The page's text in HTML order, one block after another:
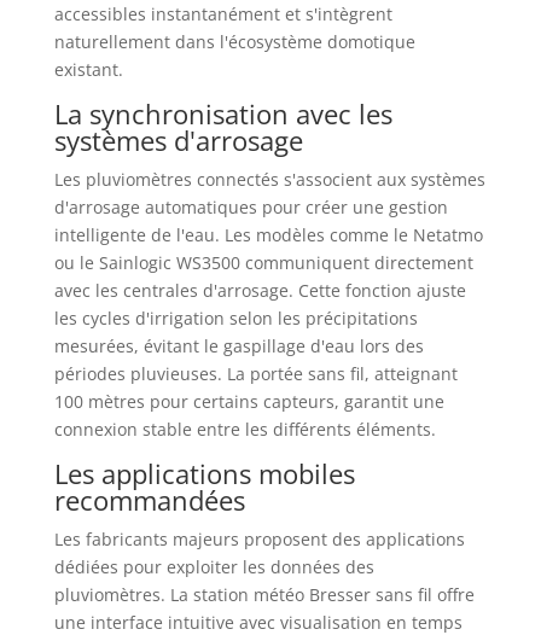
accessibles instantanément et s'intègrent
naturellement dans l'écosystème domotique
existant.
La synchronisation avec les
systèmes d'arrosage
Les pluviomètres connectés s'associent aux systèmes
d'arrosage automatiques pour créer une gestion
intelligente de l'eau. Les modèles comme le Netatmo
ou le Sainlogic WS3500 communiquent directement
avec les centrales d'arrosage. Cette fonction ajuste
les cycles d'irrigation selon les précipitations
mesurées, évitant le gaspillage d'eau lors des
périodes pluvieuses. La portée sans fil, atteignant
100 mètres pour certains capteurs, garantit une
connexion stable entre les différents éléments.
Les applications mobiles
recommandées
Les fabricants majeurs proposent des applications
dédiées pour exploiter les données des
pluviomètres. La station météo Bresser sans fil offre
une interface intuitive avec visualisation en temps